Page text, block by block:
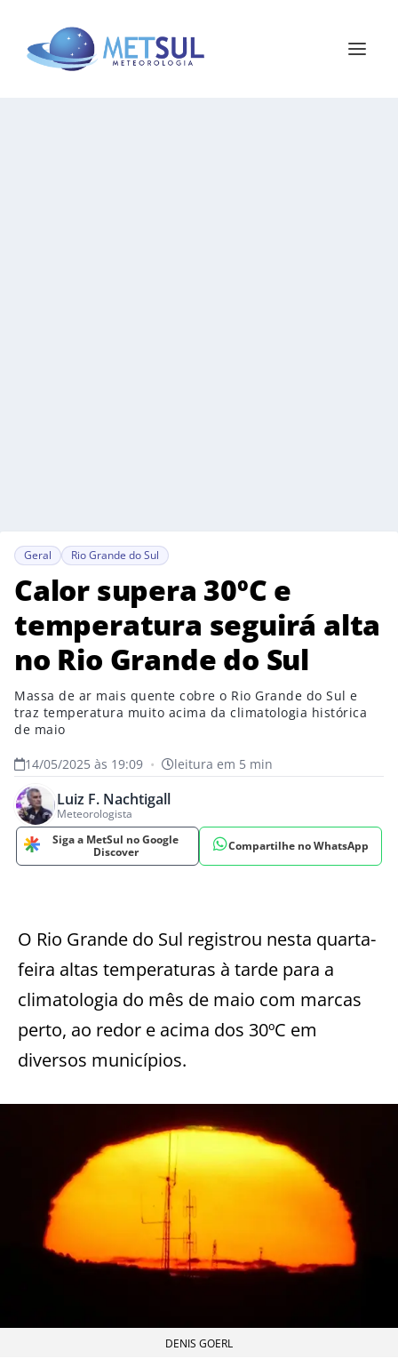
Geral Rio Grande do Sul
Calor supera 30ºC e
temperatura seguirá alta
no Rio Grande do Sul
Massa de ar mais quente cobre o Rio Grande do Sul e
traz temperatura muito acima da climatologia histórica
de maio
14/05/2025 às 19:09 • leitura em 5 min
Luiz F. Nachtigall
Meteorologista
Siga a MetSul no Google
Discover
Compartilhe no WhatsApp
O Rio Grande do Sul registrou nesta quarta-
feira altas temperaturas à tarde para a
climatologia do mês de maio com marcas
perto, ao redor e acima dos 30ºC em
diversos municípios.
DENIS GOERL